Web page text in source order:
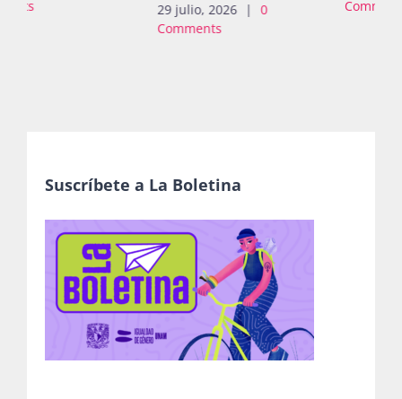
|
Comments
Comments